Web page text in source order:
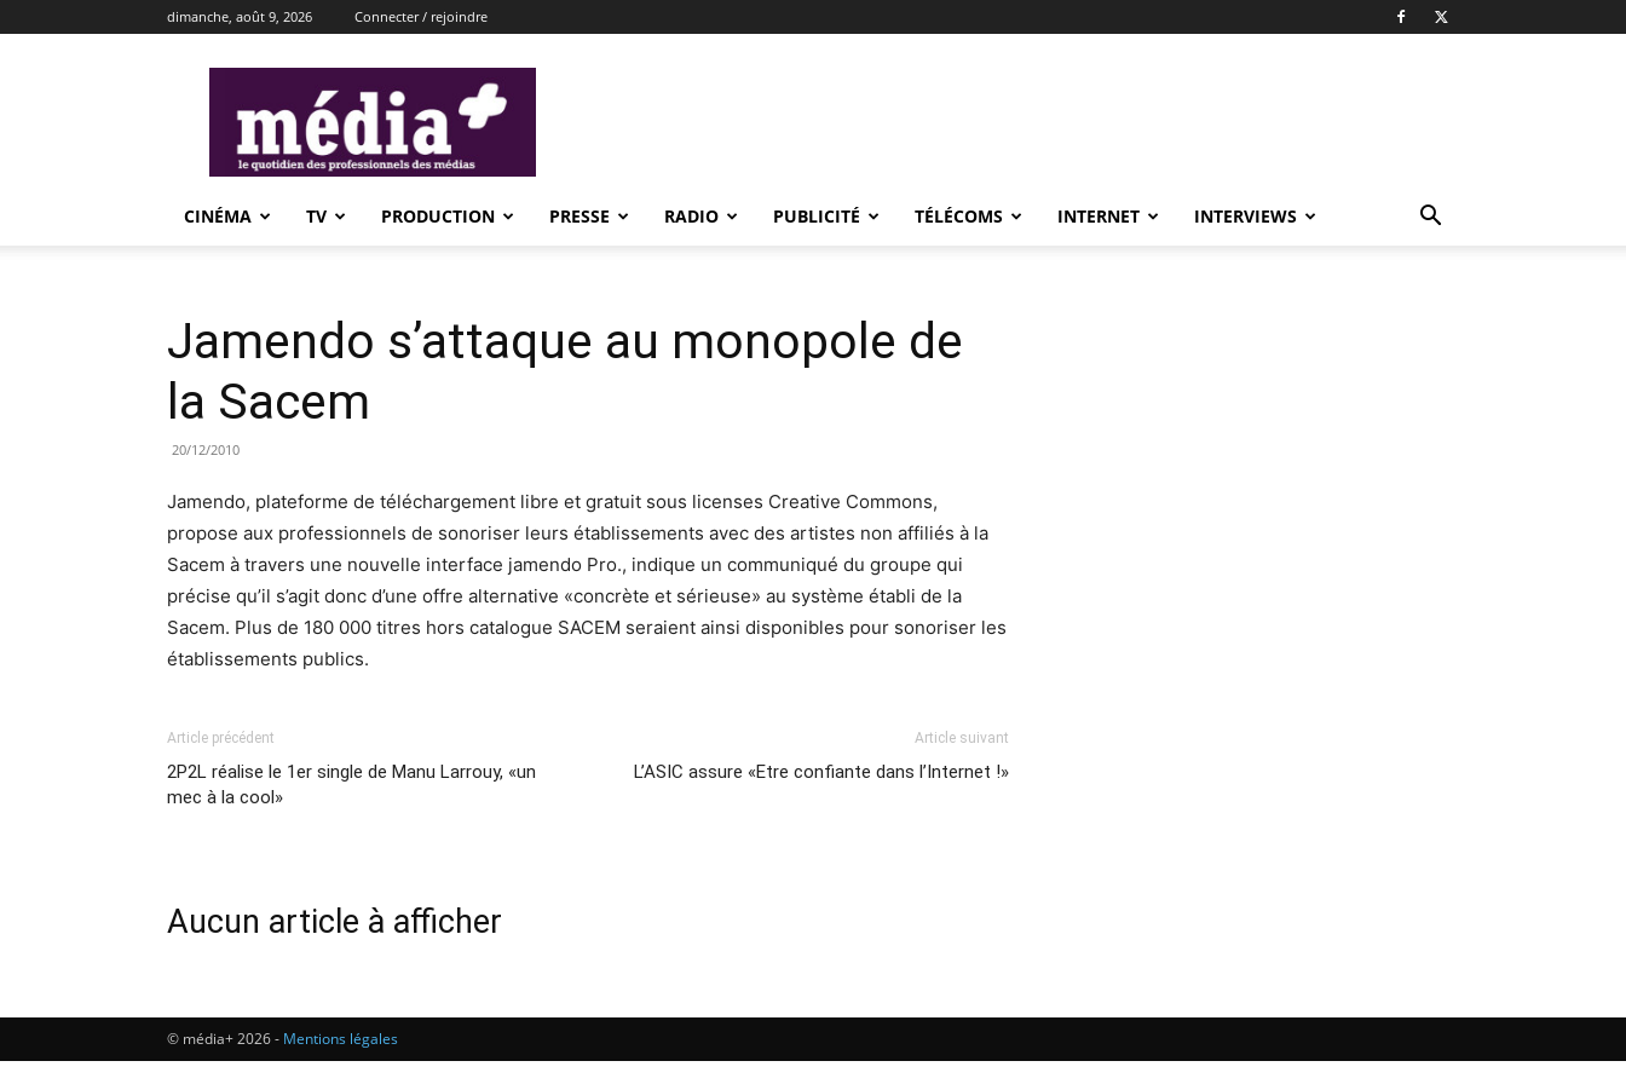
dimanche, août 9, 2026 Connecter / rejoindre
CINÉMA TV PRODUCTION PRESSE RADIO PUBLICITÉ TÉLÉCOMS INTERNET INTERVIEWS
Jamendo s’attaque au monopole de
la Sacem
20/12/2010
Jamendo, plateforme de téléchargement libre et gratuit sous licenses Creative Commons,
propose aux professionnels de sonoriser leurs établissements avec des artistes non affiliés à la
Sacem à travers une nouvelle interface jamendo Pro., indique un communiqué du groupe qui
précise qu’il s’agit donc d’une offre alternative «concrète et sérieuse» au système établi de la
Sacem. Plus de 180 000 titres hors catalogue SACEM seraient ainsi disponibles pour sonoriser les
établissements publics.
Article précédent
2P2L réalise le 1er single de Manu Larrouy, «un
mec à la cool»
Article suivant
L’ASIC assure «Etre confiante dans l’Internet !»
Aucun article à afficher
© média+ 2026 - Mentions légales